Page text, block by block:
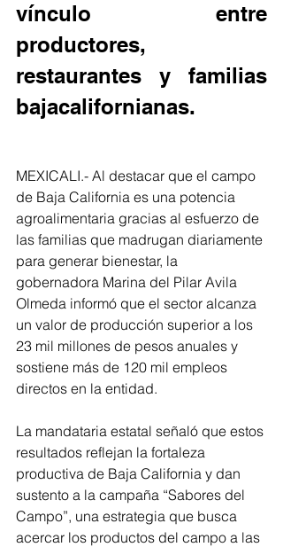
vínculo entre
productores,
restaurantes y familias
bajacalifornianas.
MEXICALI.- Al destacar que el campo
de Baja California es una potencia
agroalimentaria gracias al esfuerzo de
las familias que madrugan diariamente
para generar bienestar, la
gobernadora Marina del Pilar Avila
Olmeda informó que el sector alcanza
un valor de producción superior a los
23 mil millones de pesos anuales y
sostiene más de 120 mil empleos
directos en la entidad.
La mandataria estatal señaló que estos
resultados reflejan la fortaleza
productiva de Baja California y dan
sustento a la campaña “Sabores del
Campo”, una estrategia que busca
acercar los productos del campo a las